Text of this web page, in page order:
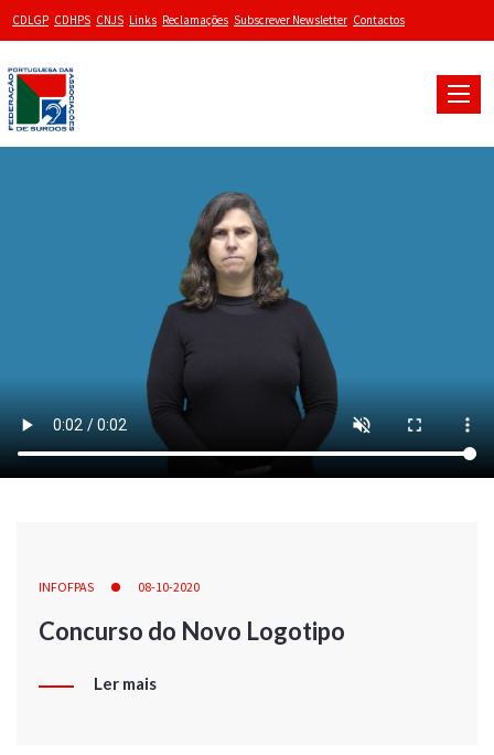
CDLGP CDHPS CNJS Links Reclamações Subscrever Newsletter Contactos
Toggle
INFOFPAS 08-10-2020
Concurso do Novo Logotipo
Ler mais